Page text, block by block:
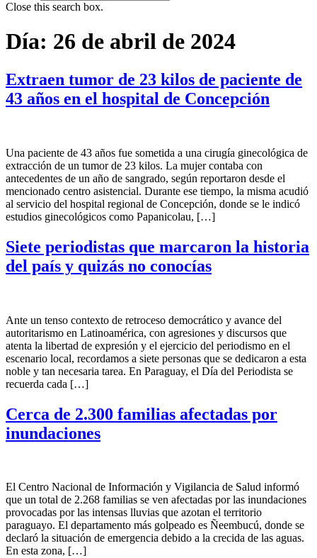
Close this search box.
Día: 26 de abril de 2024
Extraen tumor de 23 kilos de paciente de
43 años en el hospital de Concepción
Una paciente de 43 años fue sometida a una cirugía ginecológica de
extracción de un tumor de 23 kilos. La mujer contaba con
antecedentes de un año de sangrado, según reportaron desde el
mencionado centro asistencial. Durante ese tiempo, la misma acudió
al servicio del hospital regional de Concepción, donde se le indicó
estudios ginecológicos como Papanicolau, […]
Siete periodistas que marcaron la historia
del país y quizás no conocías
Ante un tenso contexto de retroceso democrático y avance del
autoritarismo en Latinoamérica, con agresiones y discursos que
atenta la libertad de expresión y el ejercicio del periodismo en el
escenario local, recordamos a siete personas que se dedicaron a esta
noble y tan necesaria tarea. En Paraguay, el Día del Periodista se
recuerda cada […]
Cerca de 2.300 familias afectadas por
inundaciones
El Centro Nacional de Información y Vigilancia de Salud informó
que un total de 2.268 familias se ven afectadas por las inundaciones
provocadas por las intensas lluvias que azotan el territorio
paraguayo. El departamento más golpeado es Ñeembucú, donde se
declaró la situación de emergencia debido a la crecida de las aguas.
En esta zona, […]